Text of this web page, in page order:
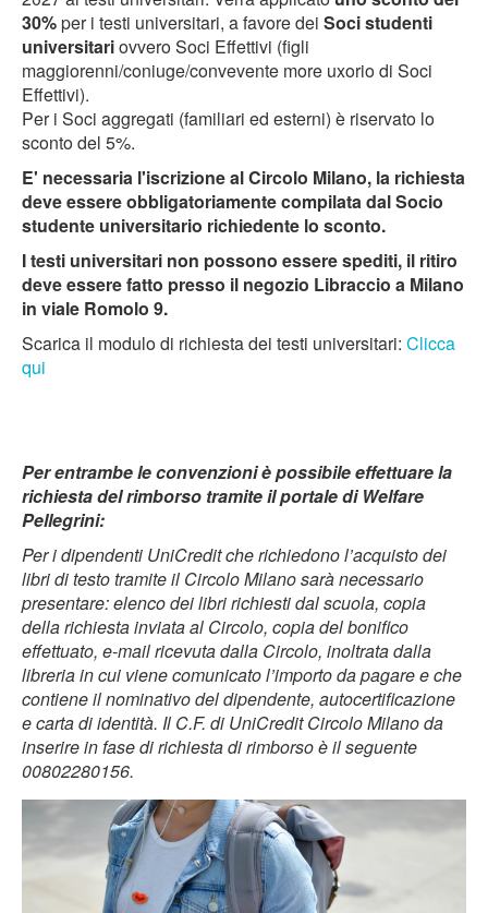
30%per i testi universitari, a favore dei Soci studenti
universitariovvero Soci Effettivi (figli
maggiorenni/coniuge/convevente more uxorio di Soci
Effettivi).
Per i Soci aggregati (familiari ed esterni) è riservato lo
sconto del 5%.
E' necessaria l'iscrizione al Circolo Milano, la richiesta
deve essere obbligatoriamente compilata dal Socio
studente universitario richiedente lo sconto.
I testi universitari non possono essere spediti, il ritiro
deve essere fatto presso il negozio Libraccio a Milano
in viale Romolo 9.
Scarica il modulo di richiesta dei testi universitari: Clicca
qui
Per entrambe le convenzioni è possibile effettuare la
richiesta del rimborso tramite il portale di Welfare
Pellegrini:
Per i dipendenti UniCredit che richiedono l’acquisto dei
libri di testo tramite il Circolo Milano sarà necessario
presentare: elenco dei libri richiesti dal scuola, copia
della richiesta inviata al Circolo, copia del bonifico
effettuato, e-mail ricevuta dalla Circolo, inoltrata dalla
libreria in cui viene comunicato l’importo da pagare e che
contiene il nominativo del dipendente, autocertificazione
e carta di identità. Il C.F. di UniCredit Circolo Milano da
inserire in fase di richiesta di rimborso è il seguente
00802280156.